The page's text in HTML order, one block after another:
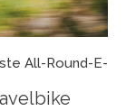
All-Round-E-